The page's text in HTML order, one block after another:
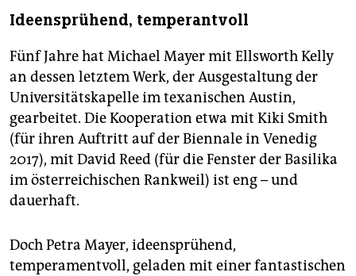
Ideensprühend, temperantvoll
Fünf Jahre hat Michael Mayer mit Ellsworth Kelly
an dessen letztem Werk, der Ausgestaltung der
Universitätskapelle im texanischen Austin,
gearbeitet. Die Kooperation etwa mit Kiki Smith
(für ihren Auftritt auf der Biennale in Venedig
2017), mit David Reed (für die Fenster der Basilika
im österreichischen Rankweil) ist eng – und
dauerhaft.
Doch Petra Mayer, ideensprühend,
temperamentvoll, geladen mit einer fantastischen